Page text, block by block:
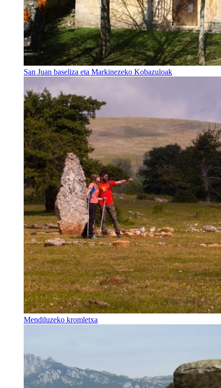
San Juan baseliza eta Markinezeko Kobazuloak
Mendiluzeko kromletxa